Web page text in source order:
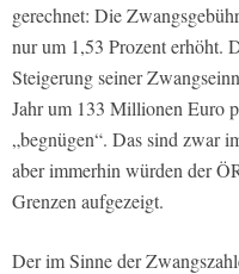
gerechnet: Die
nur um 1,53 Prozent erhöht.
Steigerung seiner
Jahr um 133 Millionen Euro
„begnügen“. Das sind zwar
aber immerhin würden der
Grenzen aufgezeigt.
Der im Sinne der